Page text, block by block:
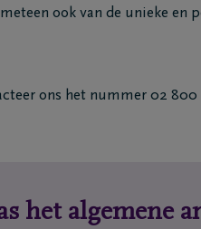
ook van de unieke en
ons het nummer 02 800
het algemene